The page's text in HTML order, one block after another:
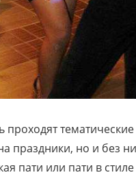
проходят
праздники, но и без
пати или пати в стиле